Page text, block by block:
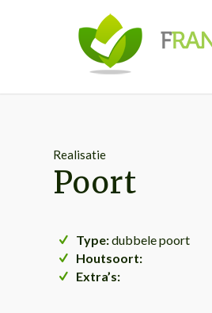
Realisatie
Poort
Type:dubbele poort
Houtsoort:
Extra’s: